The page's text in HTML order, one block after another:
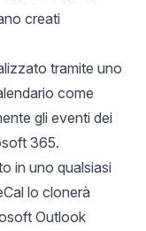
creati
tramite uno
come
gli eventi dei
365.
in uno qualsiasi
lo clonerà
Outlook